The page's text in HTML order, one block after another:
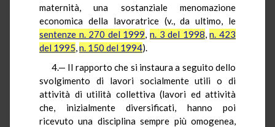
maternità, una sostanziale menomazione
economica della lavoratrice (v., da ultimo, le
sentenze n. 270 del 1999,n. 3 del 1998,n. 423
del 1995,n. 150 del 1994).
4.— Il rapporto che si instaura a seguito dello
svolgimento di lavori socialmente utili o di
attività di utilità collettiva (lavori ed attività
che, inizialmente diversificati, hanno poi
ricevuto una disciplina sempre più omogenea,